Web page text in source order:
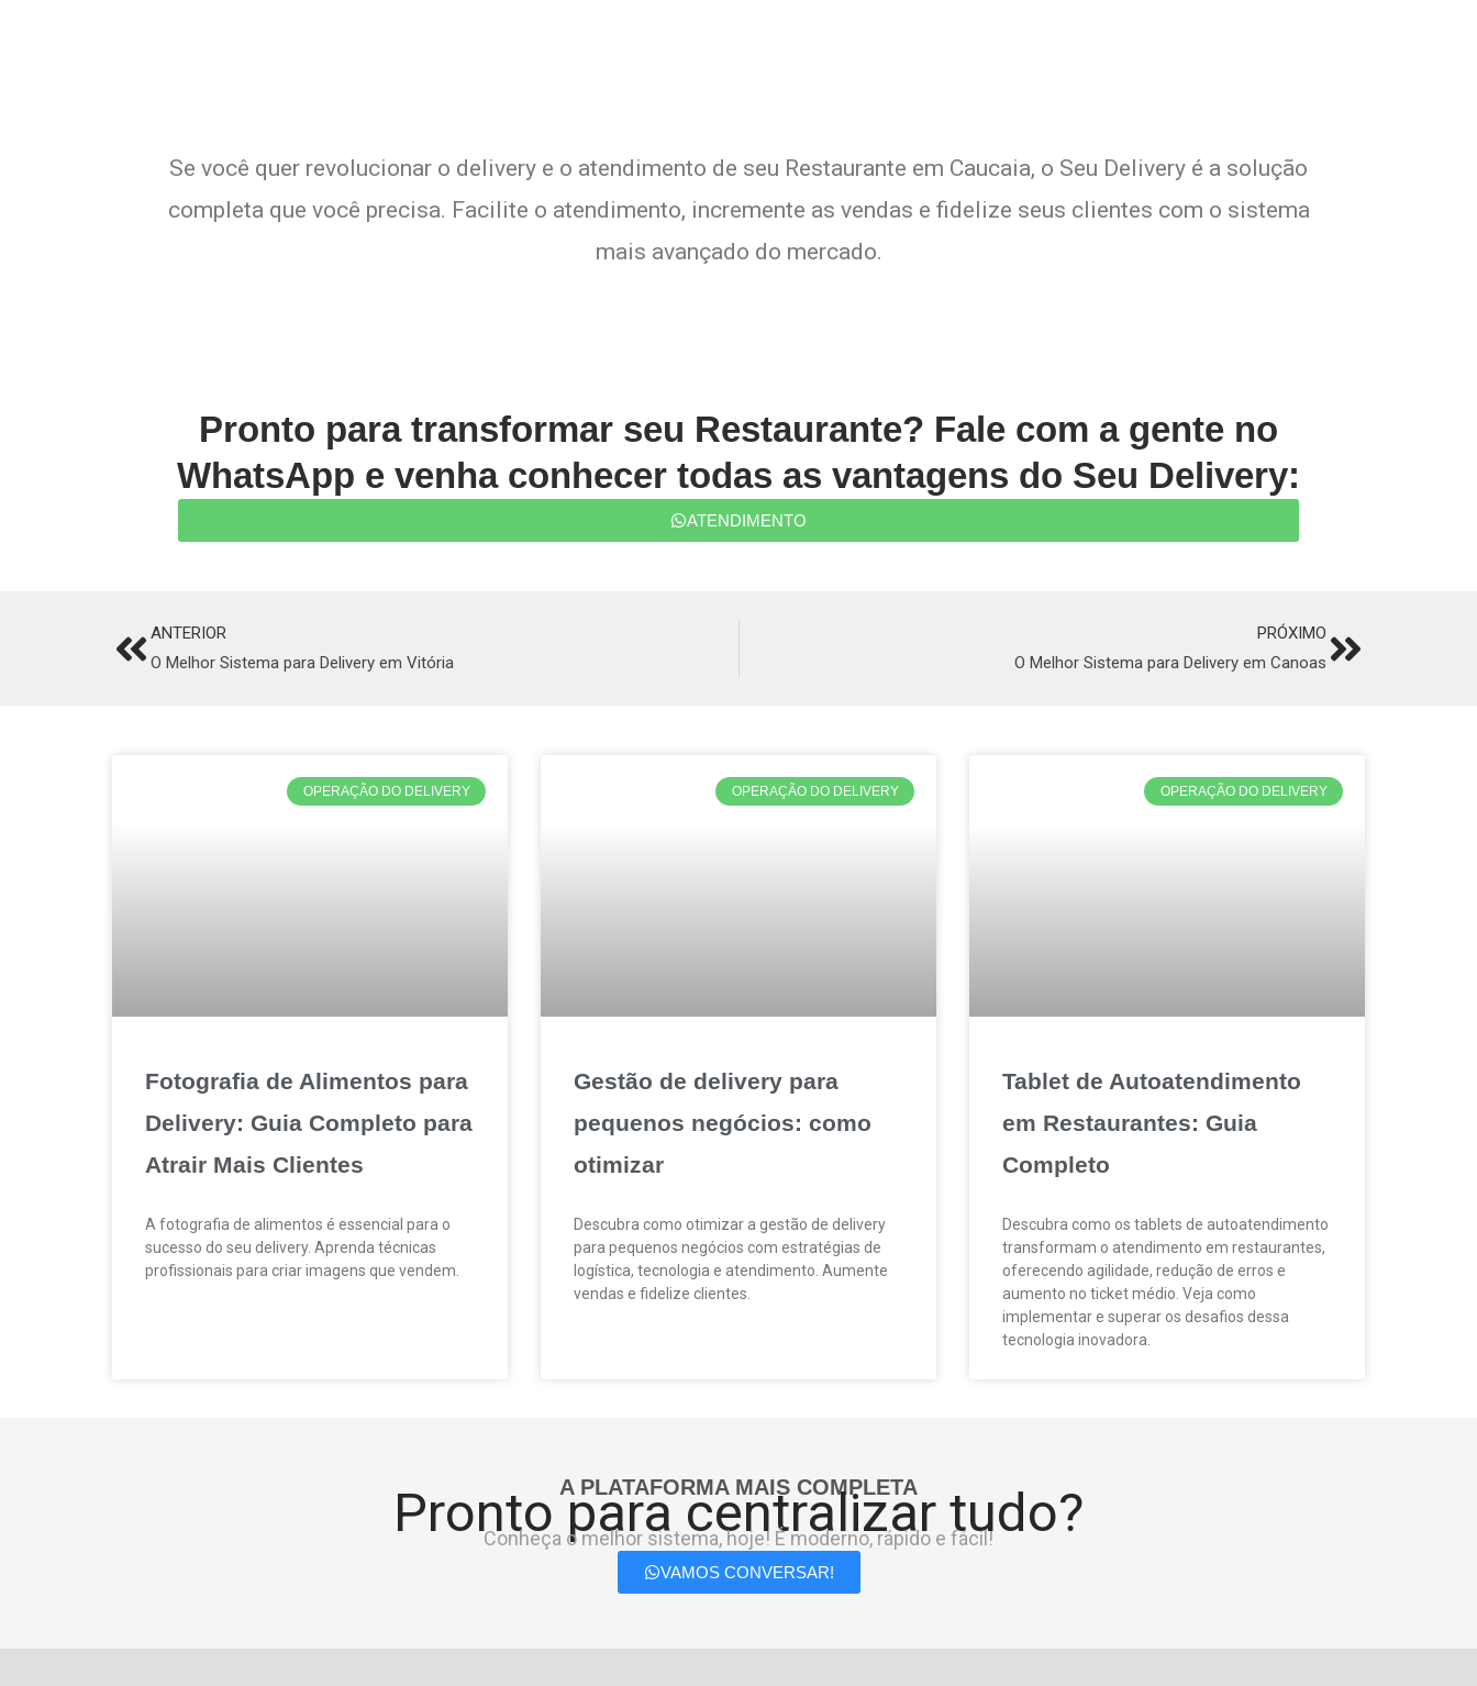
Se você quer revolucionar o delivery e o atendimento de seu Restaurante em Caucaia, o Seu Delivery é a solução
completa que você precisa. Facilite o atendimento, incremente as vendas e fidelize seus clientes com o sistema
mais avançado do mercado.
Pronto para transformar seu Restaurante? Fale com a gente no
WhatsApp e venha conhecer todas as vantagens do Seu Delivery:
ATENDIMENTO
PrevANTERIOR
O Melhor Sistema para Delivery em Vitória
PRÓXIMO
O Melhor Sistema para Delivery em Canoas Next
OPERAÇÃO DO DELIVERY
Fotografia de Alimentos para
Delivery: Guia Completo para
Atrair Mais Clientes
A fotografia de alimentos é essencial para o
sucesso do seu delivery. Aprenda técnicas
profissionais para criar imagens que vendem.
OPERAÇÃO DO DELIVERY
Gestão de delivery para
pequenos negócios: como
otimizar
Descubra como otimizar a gestão de delivery
para pequenos negócios com estratégias de
logística, tecnologia e atendimento. Aumente
vendas e fidelize clientes.
OPERAÇÃO DO DELIVERY
Tablet de Autoatendimento
em Restaurantes: Guia
Completo
Descubra como os tablets de autoatendimento
transformam o atendimento em restaurantes,
oferecendo agilidade, redução de erros e
aumento no ticket médio. Veja como
implementar e superar os desafios dessa
tecnologia inovadora.
A PLATAFORMA MAIS COMPLETA
Pronto para centralizar tudo?
Conheça o melhor sistema, hoje! É moderno, rápido e fácil!
VAMOS CONVERSAR!